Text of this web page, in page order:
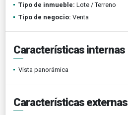
Tipo de inmueble: Lote / Terreno
Tipo de negocio: Venta
Características internas
Vista panorámica
Características externas